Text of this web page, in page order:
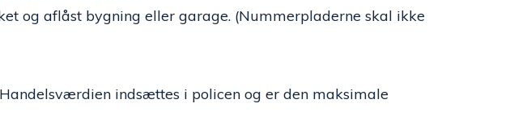
og aflåst bygning eller garage. (Nummerpladerne skal ikke
indsættes i policen og er den maksimale